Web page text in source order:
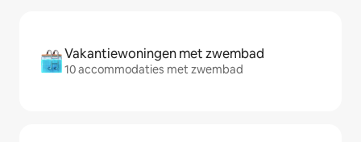
Vakantiewoningen met zwembad
10 accommodaties met zwembad